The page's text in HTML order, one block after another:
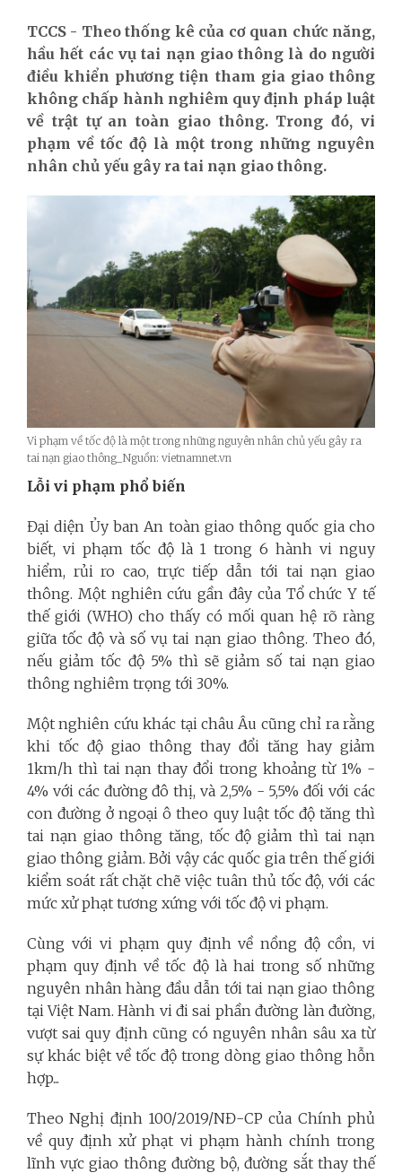
TCCS - Theo thống kê của cơ quan chức năng,
hầu hết các vụ tai nạn giao thông là do người
điều khiển phương tiện tham gia giao thông
không chấp hành nghiêm quy định pháp luật
về trật tự an toàn giao thông. Trong đó, vi
phạm về tốc độ là một trong những nguyên
nhân chủ yếu gây ra tai nạn giao thông.
Vi phạm về tốc độ là một trong những nguyên nhân chủ yếu gây ra
tai nạn giao thông_Nguồn: vietnamnet.vn
Lỗi vi phạm phổ biến
Đại diện Ủy ban An toàn giao thông quốc gia cho
biết, vi phạm tốc độ là 1 trong 6 hành vi nguy
hiểm, rủi ro cao, trực tiếp dẫn tới tai nạn giao
thông. Một nghiên cứu gần đây của Tổ chức Y tế
thế giới (WHO) cho thấy có mối quan hệ rõ ràng
giữa tốc độ và số vụ tai nạn giao thông. Theo đó,
nếu giảm tốc độ 5% thì sẽ giảm số tai nạn giao
thông nghiêm trọng tới 30%.
Một nghiên cứu khác tại châu Âu cũng chỉ ra rằng
khi tốc độ giao thông thay đổi tăng hay giảm
1km/h thì tai nạn thay đổi trong khoảng từ 1% -
4% với các đường đô thị, và 2,5% - 5,5% đối với các
con đường ở ngoại ô theo quy luật tốc độ tăng thì
tai nạn giao thông tăng, tốc độ giảm thì tai nạn
giao thông giảm. Bởi vậy các quốc gia trên thế giới
kiểm soát rất chặt chẽ việc tuân thủ tốc độ, với các
mức xử phạt tương xứng với tốc độ vi phạm.
Cùng với vi phạm quy định về nồng độ cồn, vi
phạm quy định về tốc độ là hai trong số những
nguyên nhân hàng đầu dẫn tới tai nạn giao thông
tại Việt Nam. Hành vi đi sai phần đường làn đường,
vượt sai quy định cũng có nguyên nhân sâu xa từ
sự khác biệt về tốc độ trong dòng giao thông hỗn
hợp...
Theo Nghị định 100/2019/NĐ-CP của Chính phủ
về quy định xử phạt vi phạm hành chính trong
lĩnh vực giao thông đường bộ, đường sắt thay thế